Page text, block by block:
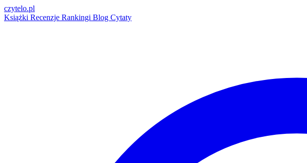
czytelo.pl
Książki Recenzje Rankingi Blog Cytaty